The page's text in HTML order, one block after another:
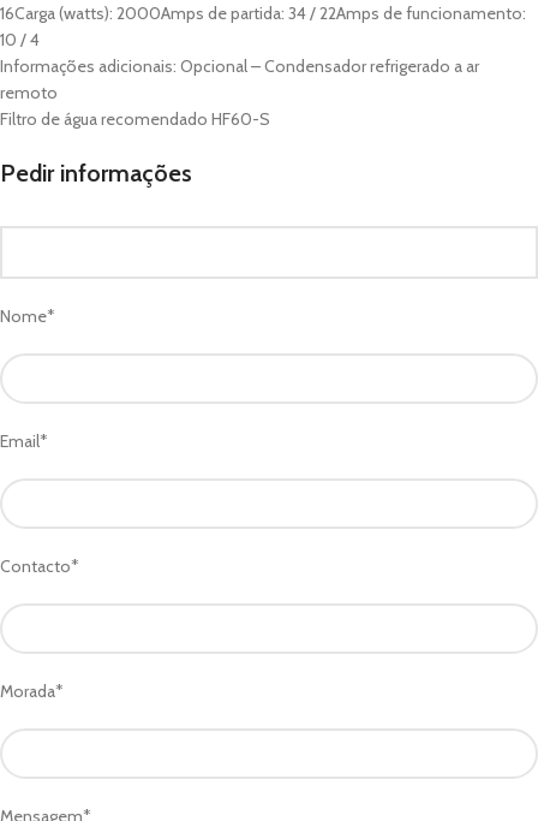
16Carga (watts): 2000Amps de partida: 34 / 22Amps de funcionamento:
10 / 4
Informações adicionais: Opcional – Condensador refrigerado a ar
remoto
Filtro de água recomendado HF60-S
Pedir informações
Nome*
Email*
Contacto*
Morada*
Mensagem*